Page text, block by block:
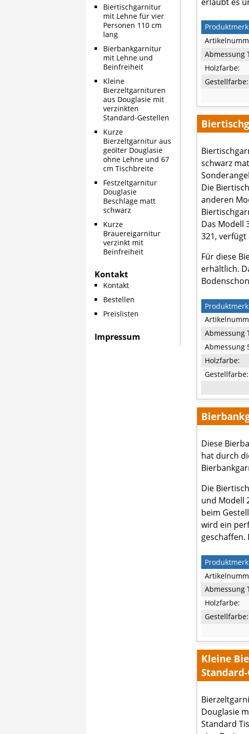
Biertischgarnitur
mit Lehne für vier
Personen 110 cm
lang
Bierbankgarnitur
mit Lehne und
Beinfreiheit
Kleine
Bierzeltgarnituren
aus Douglasie mit
verzinkten
Standard-Gestellen
Kurze
Bierzeltgarnitur aus
geölter Douglasie
ohne Lehne und 67
cm Tischbreite
Festzeltgarnitur
Douglasie
Beschläge matt
schwarz
Kurze
Brauereigarnitur
verzinkt mit
Beinfreiheit
Kontakt
Kontakt
Bestellen
Preislisten
Impressum
Abmessung
Holzfarbe:
Gestellfarbe:
schwarz
Die
anderen
Das Modell
321,
Für diese
erhältlich.
Abmessung
Abmessung
Holzfarbe:
Gestellfarbe:
Diese
hat durch
Die
und Modell
beim
wird ein
geschaffen.
Abmessung
Holzfarbe:
Gestellfarbe:
Kleine
Douglasie
Standard